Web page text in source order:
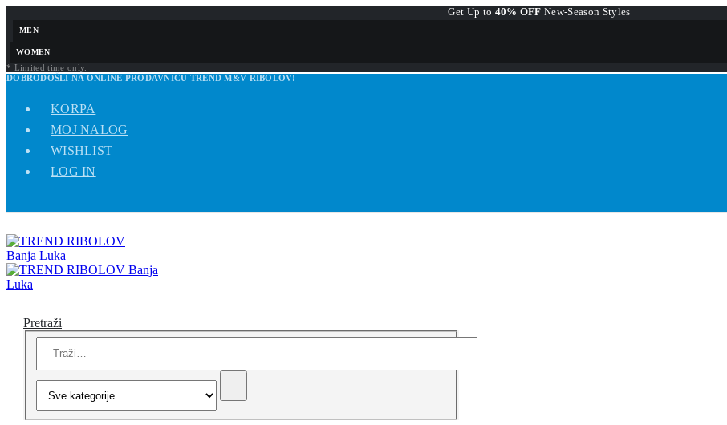
Get Up to 40% OFF New-Season Styles
MEN
WOMEN
* Limited time only.
DOBRODOŠLI NA ONLINE PRODAVNICU TREND M&V RIBOLOV!
KORPA
MOJ NALOG
WISHLIST
LOG IN
Pretraži